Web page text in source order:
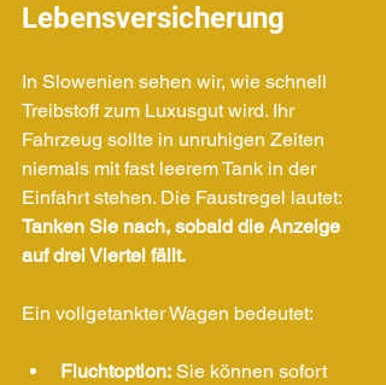
Lebensversicherung
In Slowenien sehen wir, wie schnell
Treibstoff zum Luxusgut wird. Ihr
Fahrzeug sollte in unruhigen Zeiten
niemals mit fast leerem Tank in der
Einfahrt stehen. Die Faustregel lautet:
Tanken Sie nach, sobald die Anzeige
auf drei Viertel fällt.
Ein vollgetankter Wagen bedeutet:
Fluchtoption: Sie können sofort